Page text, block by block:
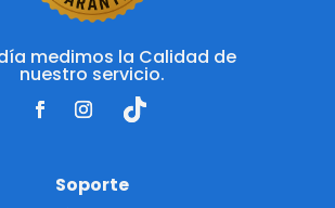
medimos la Calidad de
nuestro servicio.
Soporte